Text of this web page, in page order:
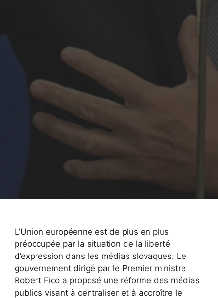
L’Union européenne est de plus en plus
préoccupée par la situation de la liberté
d’expression dans les médias slovaques. Le
gouvernement dirigé par le Premier ministre
Robert Fico a proposé une réforme des médias
publics visant à centraliser et à accroître le